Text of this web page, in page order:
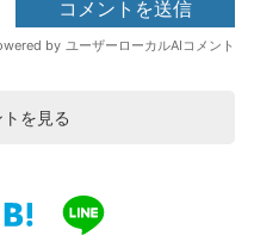
を見る